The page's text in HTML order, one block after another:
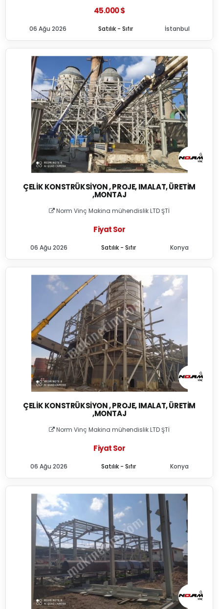
45.000 $
Satılık - Sıfır
06 Ağu 2026 İstanbul
ÇELIK KONSTRÜKSIYON , PROJE, IMALAT, ÜRETIM
,MONTAJ
Norm Vinç Makina mühendislik LTD ŞTİ
Fiyat Sor
Satılık - Sıfır
06 Ağu 2026 Konya
ÇELIK KONSTRÜKSIYON , PROJE, IMALAT, ÜRETIM
,MONTAJ
Norm Vinç Makina mühendislik LTD ŞTİ
Fiyat Sor
Satılık - Sıfır
06 Ağu 2026 Konya